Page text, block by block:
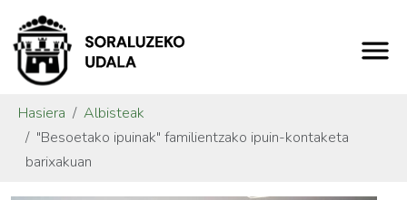
Hasiera
Albisteak
"Besoetako ipuinak" familientzako ipuin-kontaketa
barixakuan